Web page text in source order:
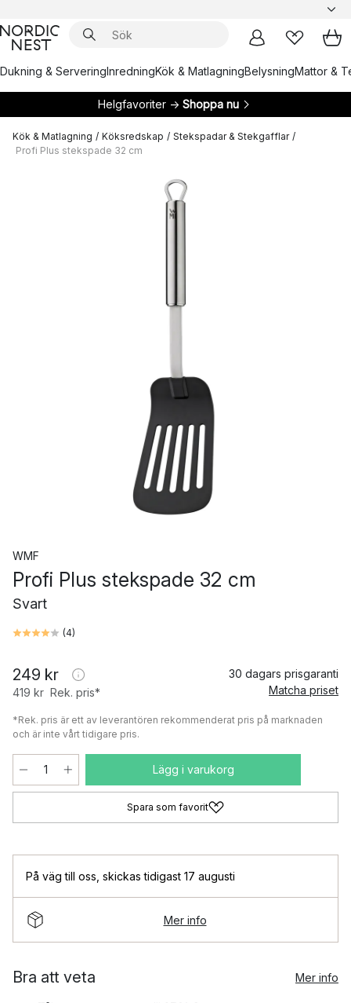
Dukning & ServeringInredningKök & MatlagningBelysningMattor &
Helgfavoriter → Shoppa nu
Kök & Matlagning / Köksredskap / Stekspadar & Stekgafflar /
Profi Plus stekspade 32 cm
WMF
Profi Plus stekspade 32 cm
Svart
(4)
249 kr
419 kr Rek. pris*
30 dagars prisgaranti
Matcha priset
*Rek. pris är ett av leverantören rekommenderat pris på marknaden
och är inte vårt tidigare pris.
Lägg i varukorg
Spara som favorit
På väg till oss skickas tidigast 17 augusti
Mer info
Bra att veta Mer info